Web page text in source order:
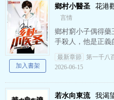
鄉村小醫圣 花港
言情
鄉村窮小子偶得藥
手殺人，他是正義
論是那一面，都不
線。《鄉村小醫
最新章節
第一千八
2026-06-15
加入書架
若水向東流 我渴